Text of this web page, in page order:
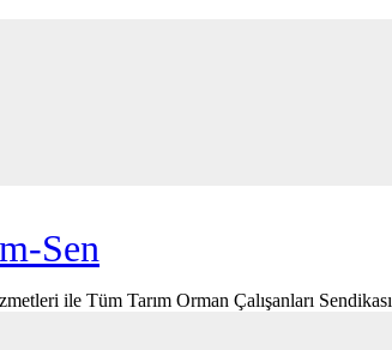
Sen
ile Tüm Tarım Orman Çalışanları Sendikası